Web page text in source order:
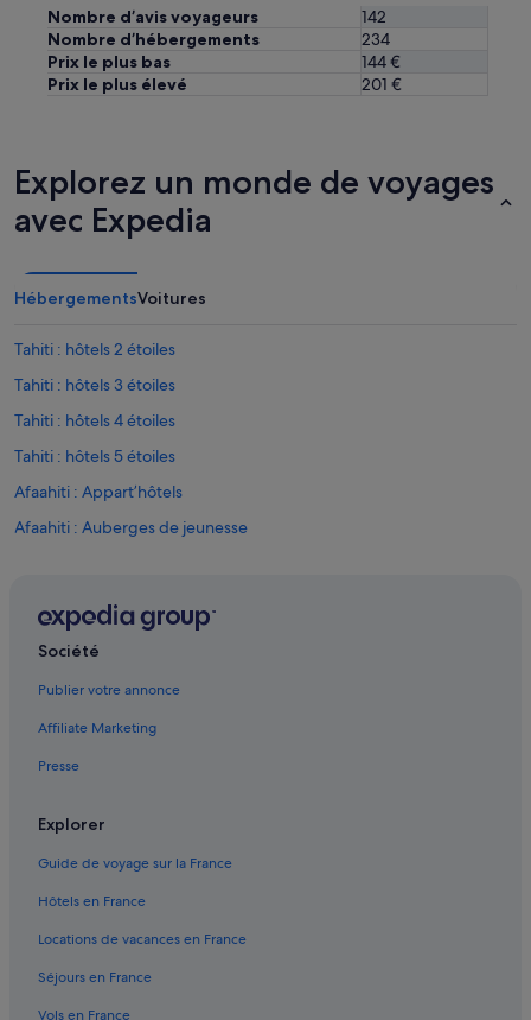
Nombre d’avis voyageurs
142
Nombre d’hébergements
234
Prix le plus bas
144 €
Prix le plus élevé
201 €
Explorez un monde de voyages
avec Expedia
HébergementsVoitures
Tahiti : hôtels 2 étoiles
Tahiti : hôtels 3 étoiles
Tahiti : hôtels 4 étoiles
Tahiti : hôtels 5 étoiles
Afaahiti : Appart’hôtels
Afaahiti : Auberges de jeunesse
Afaahiti : hôtels Hôtels avec restaurant
Afaahiti : Lodges
Pueu : hôtels
Société
Publier votre annonce
Affiliate Marketing
Presse
Explorer
Guide de voyage sur la France
Hôtels en France
Locations de vacances en France
Séjours en France
Vols en France